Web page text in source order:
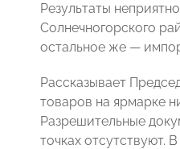
Результаты
Солнечногорского
остальное же —
Рассказывает
товаров на ярмарке
Разрешительные
точках отсутствуют.